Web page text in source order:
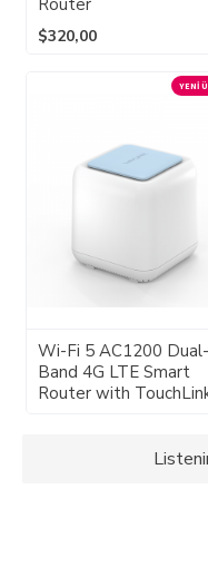
$320,00
YENI
Wi-Fi 5 AC1200 Dual-
Band 4G LTE Smart
Router with